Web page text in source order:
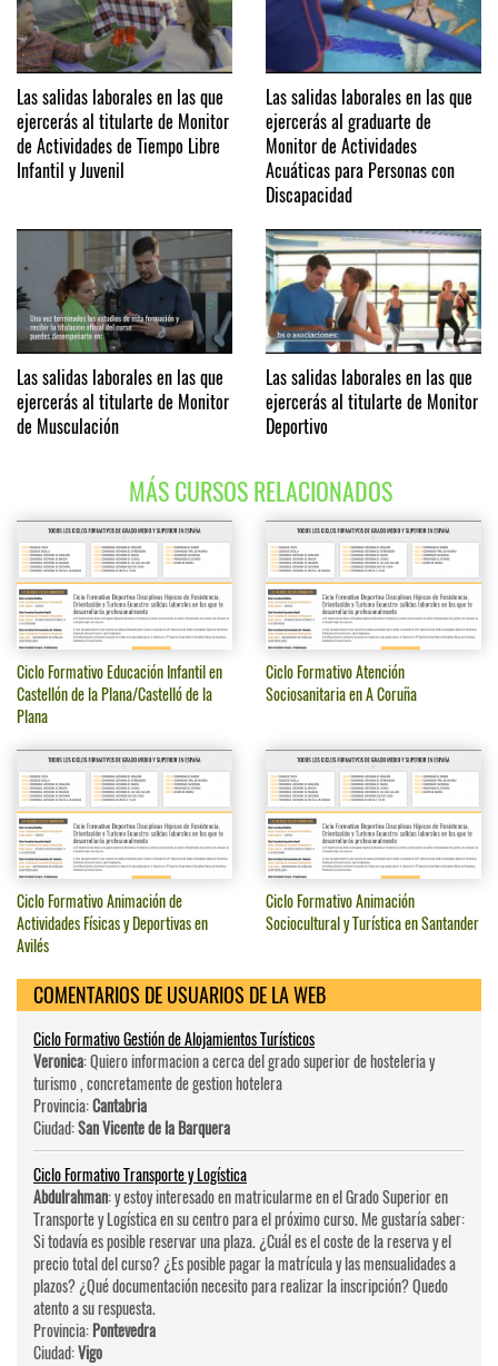
Las salidas laborales en las que
ejercerás al titularte de Monitor
de Actividades de Tiempo Libre
Infantil y Juvenil
Las salidas laborales en las que
ejercerás al graduarte de
Monitor de Actividades
Acuáticas para Personas con
Discapacidad
Las salidas laborales en las que
ejercerás al titularte de Monitor
de Musculación
Las salidas laborales en las que
ejercerás al titularte de Monitor
Deportivo
MÁS CURSOS RELACIONADOS
Ciclo Formativo Educación Infantil en
Castellón de la Plana/Castelló de la
Plana
Ciclo Formativo Atención
Sociosanitaria en A Coruña
Ciclo Formativo Animación de
Actividades Físicas y Deportivas en
Avilés
Ciclo Formativo Animación
Sociocultural y Turística en Santander
COMENTARIOS DE USUARIOS DE LA WEB
Ciclo Formativo Gestión de Alojamientos Turísticos
Veronica: Quiero informacion a cerca del grado superior de hosteleri­a y
turismo , concretamente de gestion hotelera
Provincia:Cantabria
Ciudad:San Vicente de la Barquera
Ciclo Formativo Transporte y Logística
Abdulrahman: y estoy interesado en matricularme en el Grado Superior en
Transporte y Logística en su centro para el próximo curso. Me gustaría saber:
Si todavía es posible reservar una plaza. ¿Cuál es el coste de la reserva y el
precio total del curso? ¿Es posible pagar la matrícula y las mensualidades a
plazos? ¿Qué documentación necesito para realizar la inscripción? Quedo
atento a su respuesta.
Provincia:Pontevedra
Ciudad:Vigo